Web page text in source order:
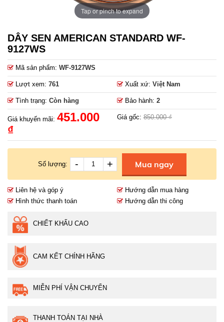
Tap or pinch to expand
DÂY SEN AMERICAN STANDARD WF-
9127WS
Mã sản phẩm: WF-9127WS
Lượt xem: 761 Xuất xứ: Việt Nam
Tình trạng: Còn hàng Bảo hành: 2
Giá khuyến mãi: 451.000
₫
Giá gốc: 850.000 ₫
Số lượng: - + Mua ngay
Liên hệ và góp ý
Hướng dẫn mua hàng
Hình thức thanh toán
Hướng dẫn thi công
CHIẾT KHẤU CAO
CAM KẾT CHÍNH HÃNG
MIỄN PHÍ VẬN CHUYỂN
THANH TOÁN TẠI NHÀ